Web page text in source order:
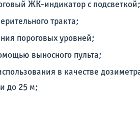
ЖК-индикатор с подсветкой;
тракта;
пороговых уровней;
выносного пульта;
в качестве
до 25 м;